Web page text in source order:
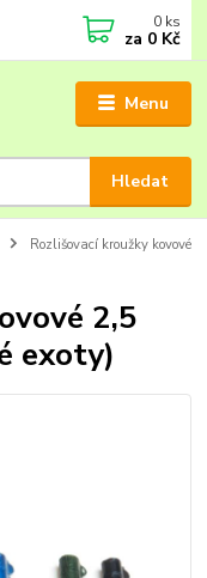
Menu
Hledat
0 ks
za 0 Kč
Rozlišovací kroužky kovové
2,5
exoty)